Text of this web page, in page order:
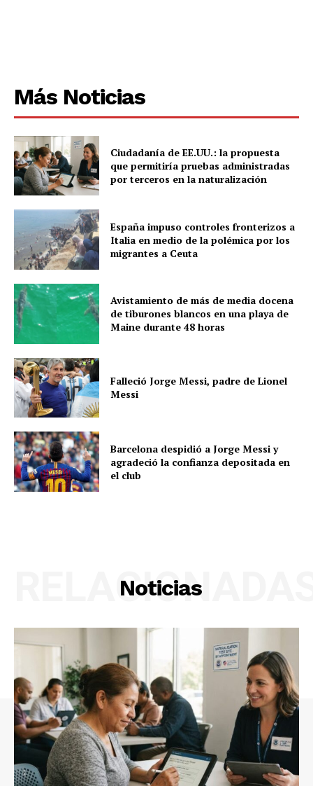
Más Noticias
Ciudadanía de EE.UU.: la propuesta
que permitiría pruebas administradas
por terceros en la naturalización
España impuso controles fronterizos a
Italia en medio de la polémica por los
migrantes a Ceuta
Avistamiento de más de media docena
de tiburones blancos en una playa de
Maine durante 48 horas
Falleció Jorge Messi, padre de Lionel
Messi
Barcelona despidió a Jorge Messi y
agradeció la confianza depositada en
el club
Noticias